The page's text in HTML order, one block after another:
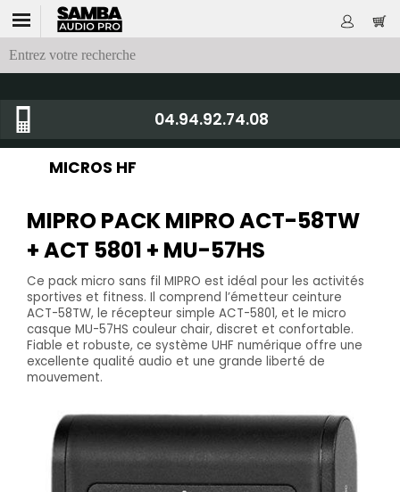
04.94.92.74.08
MICROS HF
MIPRO PACK MIPRO ACT-58TW
+ ACT 5801 + MU-57HS
Ce pack micro sans fil MIPRO est idéal pour les activités
sportives et fitness. Il comprend l’émetteur ceinture
ACT-58TW, le récepteur simple ACT-5801, et le micro
casque MU-57HS couleur chair, discret et confortable.
Fiable et robuste, ce système UHF numérique offre une
excellente qualité audio et une grande liberté de
mouvement.